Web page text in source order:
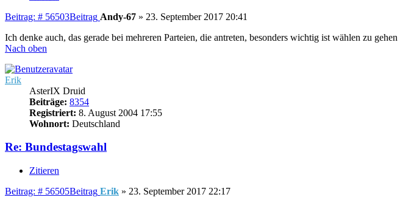
Beitrag: # 56503Beitrag Andy-67 » 23. September 2017 20:41
Ich denke auch, das gerade bei mehreren Parteien, die antreten, besonders wichtig ist wählen zu
Nach oben
Erik
AsterIX Druid
Beiträge: 8354
Registriert: 8. August 2004 17:55
Wohnort: Deutschland
Re: Bundestagswahl
Zitieren
Beitrag: # 56505Beitrag Erik » 23. September 2017 22:17